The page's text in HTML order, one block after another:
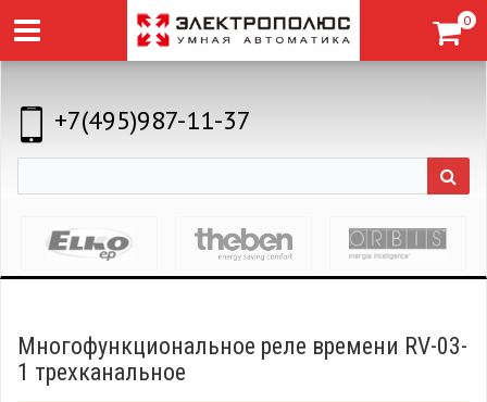
0
+7(495)987-11-37
Многофункциональное реле времени RV-03-
1 трехканальное